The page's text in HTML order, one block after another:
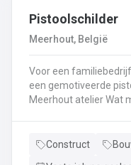
weten of stuur je CV eens door. 052 41
Pistoolschilder
Meerhout, België
Voor een
een gemotiveerde pistoolschilder.
Meerhout atelier Wat moet je doen? Voorbereidende
uitvoeren
Construct